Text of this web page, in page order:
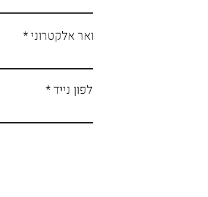
דואר אלקטרוני
טלפון נייד